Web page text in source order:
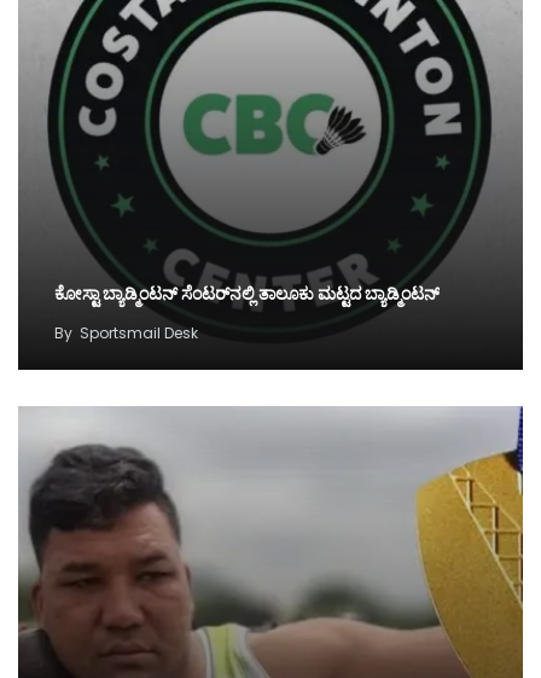
ಕೋಸ್ಟಾ ಬ್ಯಾಡ್ಮಿಂಟನ್‌ ಸೆಂಟರ್‌ನಲ್ಲಿ ತಾಲೂಕು ಮಟ್ಟದ ಬ್ಯಾಡ್ಮಿಂಟನ್‌
By Sportsmail Desk